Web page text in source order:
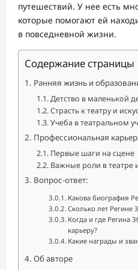
путешествий. У нее есть
которые помогают ей
в повседневной жизни.
Содержание страницы
Ранняя жизнь и
Детство в маленькой
Страсть к театру и
Учеба в театральном
Профессиональная
Первые шаги на сцене
Важные роли в театре
Вопрос-ответ:
Какова биография
Сколько лет Регине
Когда и где Регина
карьеру?
Какие награды и
Об авторе